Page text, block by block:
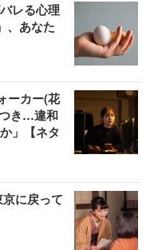
レる心理
、あなた
ーカー(花
き…違和
」【ネタ
京に戻って